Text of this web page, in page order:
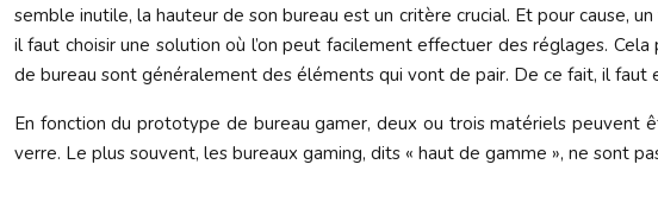
semble inutile, la hauteur de son bureau est un critère crucial. Et pour cause,
il faut choisir une solution où l’on peut facilement effectuer des réglages.
de bureau sont généralement des éléments qui vont de pair. De ce fait, il faut
En fonction du prototype de bureau gamer, deux ou trois matériels peuvent
verre. Le plus souvent, les bureaux gaming, dits « haut de gamme », ne sont